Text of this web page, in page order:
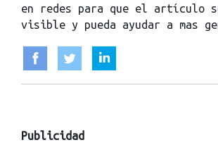
en redes para que el artículo
visible y pueda ayudar a mas
Publicidad